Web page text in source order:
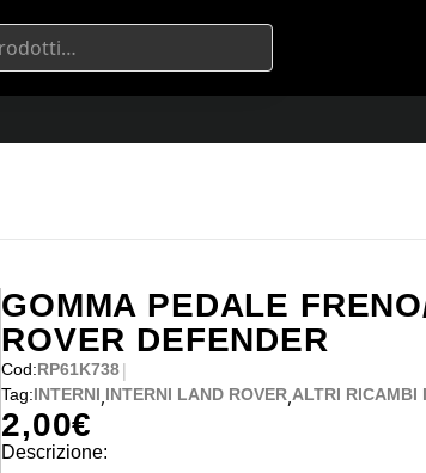
GOMMA PEDALE
ROVER DEFENDER
Cod:RP61K738|
Tag:INTERNI,INTERNI LAND ROVER,ALTRI RICAMBI
2,00€
Descrizione: